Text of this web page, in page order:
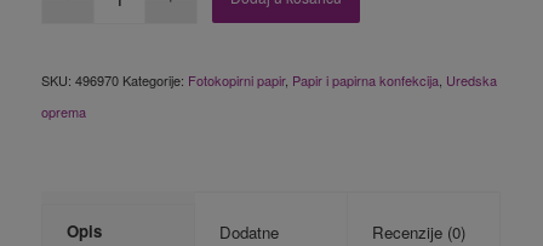
SKU: 496970 Kategorije: Fotokopirni papir, Papir i papirna konfekcija, Uredska
oprema
Opis
Dodatne
Recenzije (0)